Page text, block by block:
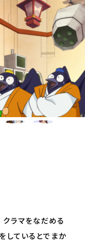
ホーム
最新情報
放送・配信情報
ロダクション
あらすじ
音楽情報
ray&DVD
クラマをなだめる
しているとでまか